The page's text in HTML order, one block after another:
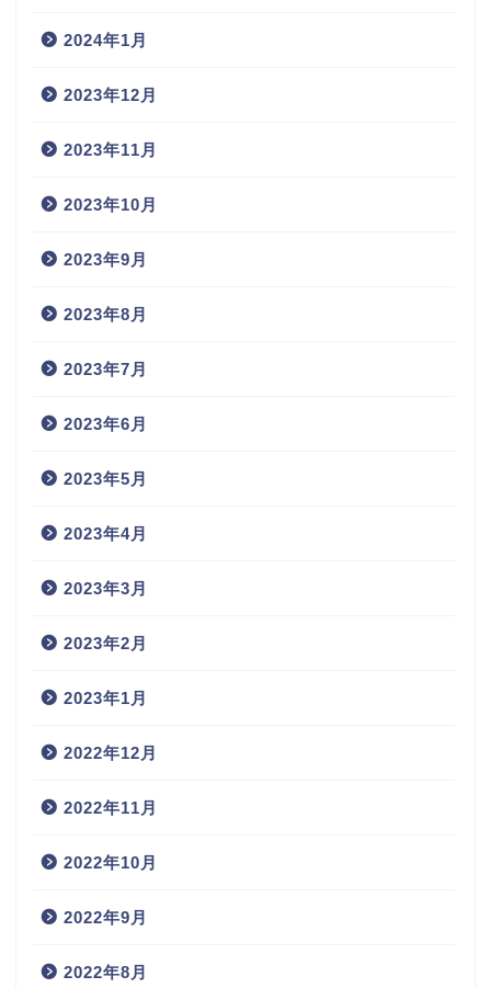
2024年1月
2023年12月
2023年11月
2023年10月
2023年9月
2023年8月
2023年7月
2023年6月
2023年5月
2023年4月
2023年3月
2023年2月
2023年1月
2022年12月
2022年11月
2022年10月
2022年9月
2022年8月